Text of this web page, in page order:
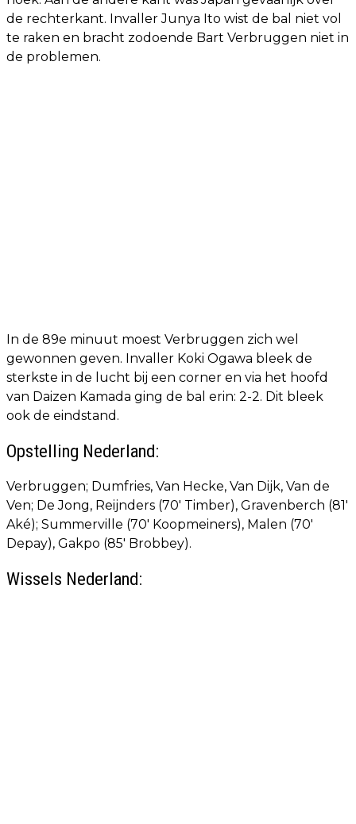
de rechterkant. Invaller Junya Ito wist de bal niet vol
te raken en bracht zodoende Bart Verbruggen niet in
de problemen.
In de 89e minuut moest Verbruggen zich wel
gewonnen geven. Invaller Koki Ogawa bleek de
sterkste in de lucht bij een corner en via het hoofd
van Daizen Kamada ging de bal erin: 2-2. Dit bleek
ook de eindstand.
Opstelling Nederland:
Verbruggen; Dumfries, Van Hecke, Van Dijk, Van de
Ven; De Jong, Reijnders (70' Timber), Gravenberch (81'
Aké); Summerville (70' Koopmeiners), Malen (70'
Depay), Gakpo (85' Brobbey).
Wissels Nederland: